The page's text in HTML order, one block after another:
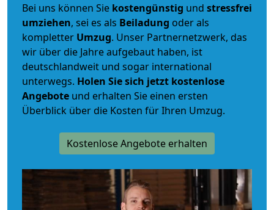
Bei uns können Sie kostengünstig und stressfrei
umziehen, sei es als Beiladung oder als
kompletter Umzug. Unser Partnernetzwerk, das
wir über die Jahre aufgebaut haben, ist
deutschlandweit und sogar international
unterwegs. Holen Sie sich jetzt kostenlose
Angebote und erhalten Sie einen ersten
Überblick über die Kosten für Ihren Umzug.
Kostenlose Angebote erhalten